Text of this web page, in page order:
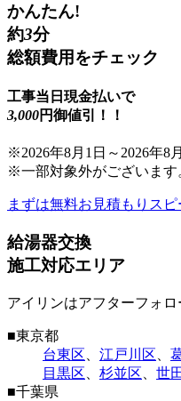
かんたん!
約3分
総額費用をチェック
工事当日現金払いで
3,000円御値引！！
※2026年8月1日 ～ 2026年8
※一部対象外がございます
まずは無料お見積もり ス
給湯器交換
施工対応エリア
アイリンはアフターフォ
■東京都
台東区
江戸川区
目黒区
杉並区 世
■千葉県